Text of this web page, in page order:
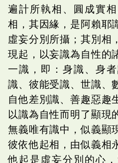
遍計所執相、圓成實
相，其因緣，是阿賴耶
虛妄分別所攝；其別相
現起，以妄識為自性的
一識，即：身識、身
識、彼能受識、世識、
自他差別識、善趣惡趣
以識為自性而明了顯現
無義唯有識中，似義顯
彼依他起相，由似義相
他起是虛妄分別的心